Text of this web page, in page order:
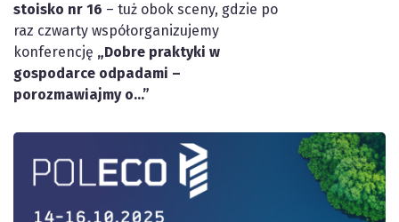
stoisko nr 16 – tuż obok sceny, gdzie po
raz czwarty współorganizujemy
konferencję „Dobre praktyki w
gospodarce odpadami –
porozmawiajmy o…”